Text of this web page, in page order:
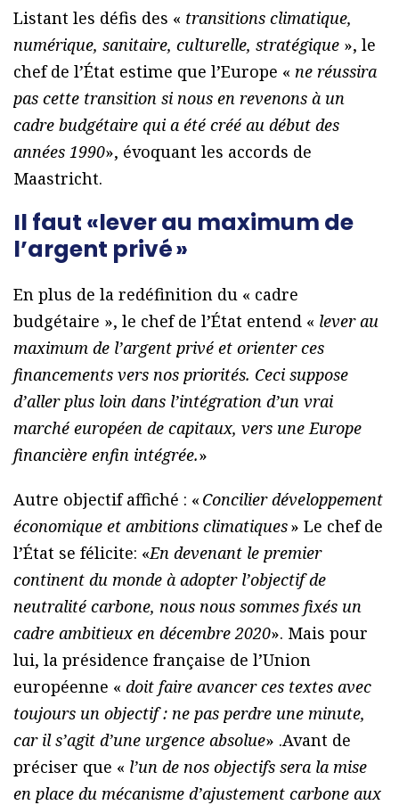
Listant les défis des « transitions climatique,
numérique, sanitaire, culturelle, stratégique », le
chef de l’État estime que l’Europe « ne réussira
pas cette transition si nous en revenons à un
cadre budgétaire qui a été créé au début des
années 1990», évoquant les accords de
Maastricht.
Il faut «lever au maximum de
l’argent privé »
En plus de la redéfinition du « cadre
budgétaire », le chef de l’État entend « lever au
maximum de l’argent privé et orienter ces
financements vers nos priorités. Ceci suppose
d’aller plus loin dans l’intégration d’un vrai
marché européen de capitaux, vers une Europe
financière enfin intégrée.»
Autre objectif affiché : « Concilier développement
économique et ambitions climatiques» Le chef de
l’État se félicite: «En devenant le premier
continent du monde à adopter l’objectif de
neutralité carbone, nous nous sommes fixés un
cadre ambitieux en décembre 2020». Mais pour
lui, la présidence française de l’Union
européenne « doit faire avancer ces textes avec
toujours un objectif : ne pas perdre une minute,
car il s’agit d’une urgence absolue» .Avant de
préciser que « l’un de nos objectifs sera la mise
en place du mécanisme d’ajustement carbone aux